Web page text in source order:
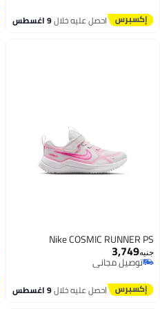
احصل عليه خلال9 اغسطس
Nike COSMIC RUNNER PS
جنيه3,749
توصيل مجاني
توصيل مجاني
احصل عليه خلال9 اغسطس